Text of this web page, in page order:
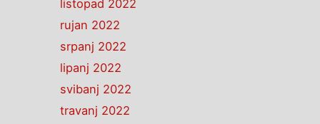
listopad 2022
rujan 2022
srpanj 2022
lipanj 2022
svibanj 2022
travanj 2022